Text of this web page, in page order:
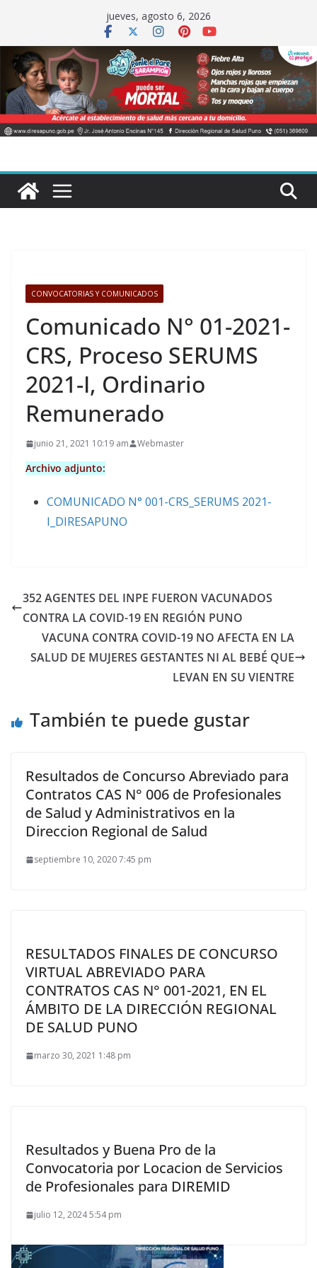
contenido
jueves, agosto 6, 2026
CONVOCATORIAS Y COMUNICADOS
Comunicado N° 01-2021-
CRS, Proceso SERUMS
2021-I, Ordinario
Remunerado
junio 21, 2021 10:19 am Webmaster
Archivo adjunto:
COMUNICADO N° 001-CRS_SERUMS 2021-
I_DIRESAPUNO
352 AGENTES DEL INPE FUERON VACUNADOS
CONTRA LA COVID-19 EN REGIÓN PUNO
VACUNA CONTRA COVID-19 NO AFECTA EN LA
SALUD DE MUJERES GESTANTES NI AL BEBÉ QUE
LEVAN EN SU VIENTRE
También te puede gustar
Resultados de Concurso Abreviado para
Contratos CAS N° 006 de Profesionales
de Salud y Administrativos en la
Direccion Regional de Salud
septiembre 10, 2020 7:45 pm
RESULTADOS FINALES DE CONCURSO
VIRTUAL ABREVIADO PARA
CONTRATOS CAS N° 001-2021, EN EL
ÁMBITO DE LA DIRECCIÓN REGIONAL
DE SALUD PUNO
marzo 30, 2021 1:48 pm
Resultados y Buena Pro de la
Convocatoria por Locacion de Servicios
de Profesionales para DIREMID
julio 12, 2024 5:54 pm